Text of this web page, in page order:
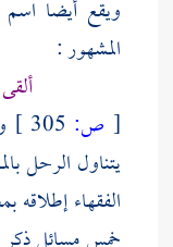
ويقع أيضا اسم
المشهور :
[ ص:
يتناول الرحل
الفقهاء إطلاقه